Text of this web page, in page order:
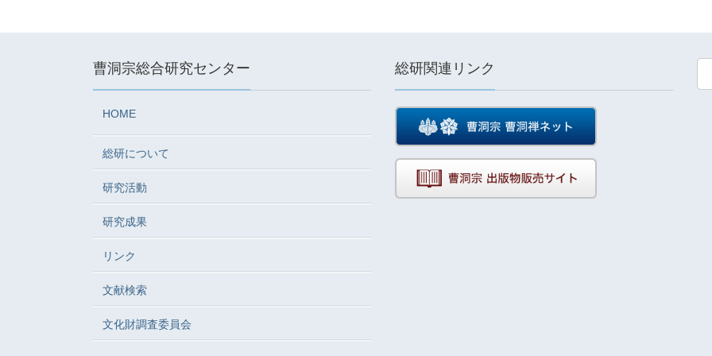
曹洞宗総合研究センター
HOME
総研について
研究活動
研究成果
リンク
文献検索
文化財調査委員会
総研関連リンク